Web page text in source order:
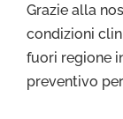
Grazie alla
condizioni
fuori regione
preventivo